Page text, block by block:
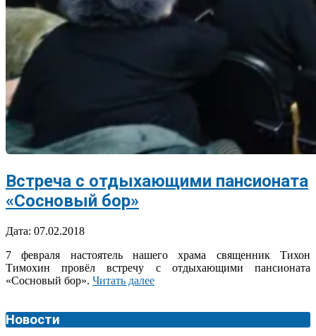
Встреча с отдыхающими пансионата
«Сосновый бор»
2018-
07
Дата: 07.02.2018
7 февраля настоятель нашего храма священник Тихон
Тимохин провёл встречу с отдыхающими пансионата
«Сосновый бор». Читать далее
Новости